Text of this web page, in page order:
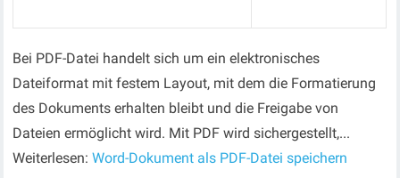
Bei PDF-Datei handelt sich um ein elektronisches
Dateiformat mit festem Layout, mit dem die Formatierung
des Dokuments erhalten bleibt und die Freigabe von
Dateien ermöglicht wird. Mit PDF wird sichergestellt,...
Weiterlesen:Word-Dokument als PDF-Datei speichern